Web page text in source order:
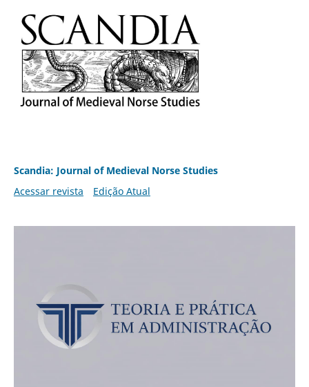
Scandia: Journal of Medieval Norse Studies
Acessar revista
Edição Atual